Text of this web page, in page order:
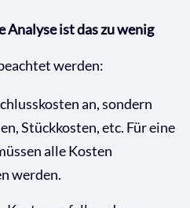
ist das zu wenig
werden:
an, sondern
Stückkosten, etc. Für eine
alle Kosten
werden.